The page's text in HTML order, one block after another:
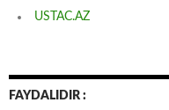
USTAC.AZ
FAYDALIDIR :